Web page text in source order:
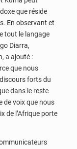
que réside
En observant et
tout le langage
Diarra,
a ajouté :
que nous
forts du
dans le reste
de voix que nous
de l’Afrique porte